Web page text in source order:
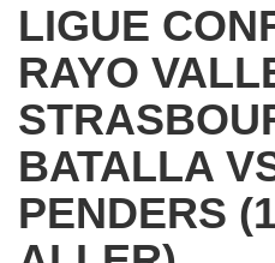
LIGUE
RAYO
BATALLA
PENDERS